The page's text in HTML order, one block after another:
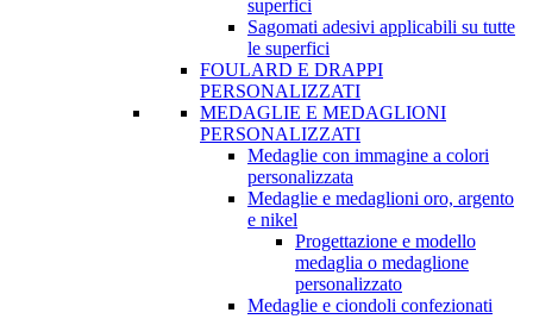
superfici
Sagomati adesivi applicabili su tutte
le superfici
FOULARD E DRAPPI
PERSONALIZZATI
MEDAGLIE E MEDAGLIONI
PERSONALIZZATI
Medaglie con immagine a colori
personalizzata
Medaglie e medaglioni oro, argento
e nikel
Progettazione e modello
medaglia o medaglione
personalizzato
Medaglie e ciondoli confezionati